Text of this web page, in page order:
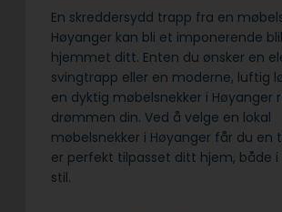
En skreddersydd trapp fra en
Høyanger kan bli et imponerende
hjemmet ditt. Enten du ønsker en
svingtrapp eller en moderne, luftig
en dyktig møbelsnekker i Høyanger
drømmen din. Ved å velge en lokal
møbelsnekker i Høyanger får du en
er perfekt tilpasset ditt hjem, både i
stil.